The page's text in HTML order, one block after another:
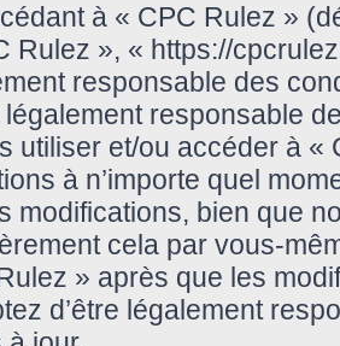
à « CPC Rulez »
Rulez », « https://
responsable des
légalement responsable
utiliser et/ou accéder à
à n’importe quel
modifications, bien que
cela par vous-
» après que les
d’être légalement